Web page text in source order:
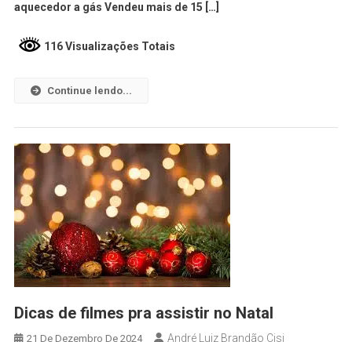
aquecedor a gás Vendeu mais de 15 […]
116 Visualizações Totais
Continue lendo...
Dicas de filmes pra assistir no Natal
21 De Dezembro De 2024 André Luiz Brandão Cisi